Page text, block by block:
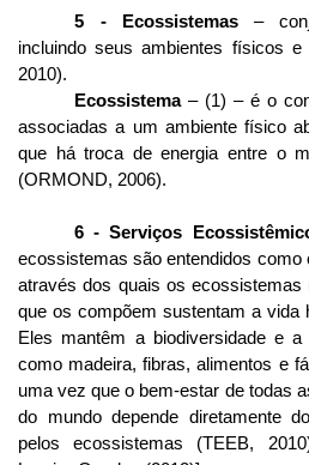
5 - Ecossistemas–
incluindo seus ambientes físicos e
2010).
Ecossistema– (1) – é o
associadas a um ambiente físico
que há troca de energia entre o
(ORMOND, 2006).
6 - Serviços
ecossistemas são entendidos como
através dos quais os ecossistemas
que os compõem sustentam a vida
Eles mantêm a biodiversidade e a
como madeira, fibras, alimentos e
uma vez que o bem-estar de todas
do mundo depende diretamente
pelos ecossistemas (TEEB,